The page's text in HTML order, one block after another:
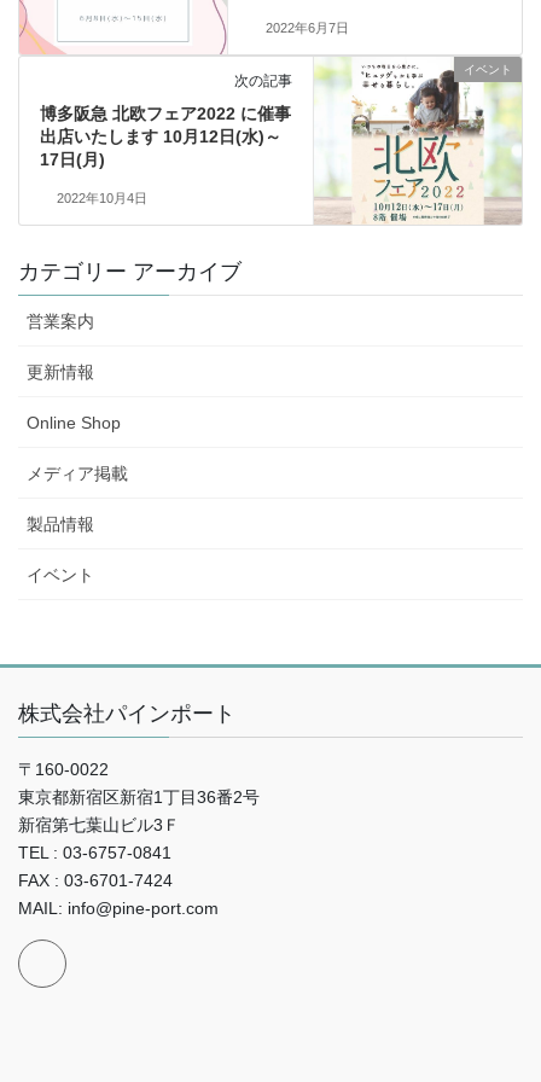
2022年6月7日
イベント
次の記事
博多阪急 北欧フェア2022 に催事
出店いたします 10月12日(水)～
17日(月)
2022年10月4日
カテゴリー アーカイブ
営業案内
更新情報
Online Shop
メディア掲載
製品情報
イベント
株式会社パインポート
〒160-0022
東京都新宿区新宿1丁目36番2号
新宿第七葉山ビル3Ｆ
TEL : 03-6757-0841
FAX : 03-6701-7424
MAIL: info@pine-port.com